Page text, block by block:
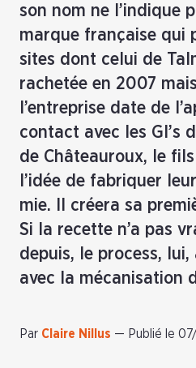
son nom ne l’indique
marque française qui
sites dont celui de
rachetée en 2007
l’entreprise date de
contact avec les GI’s
de Châteauroux, le
l’idée de fabriquer
mie. Il créera sa
Si la recette n’a pas
depuis, le process,
avec la mécanisation
Par Claire Nillus — Publié le